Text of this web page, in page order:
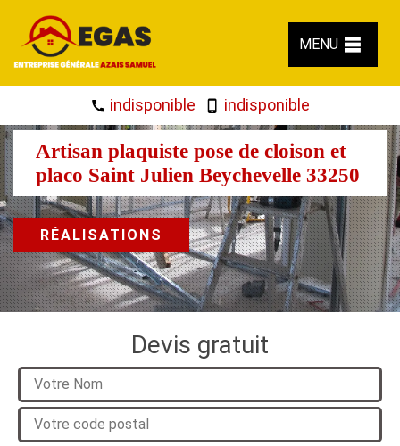
MENU
indisponible indisponible
Artisan plaquiste pose de cloison et
placo Saint Julien Beychevelle 33250
RÉALISATIONS
Devis gratuit